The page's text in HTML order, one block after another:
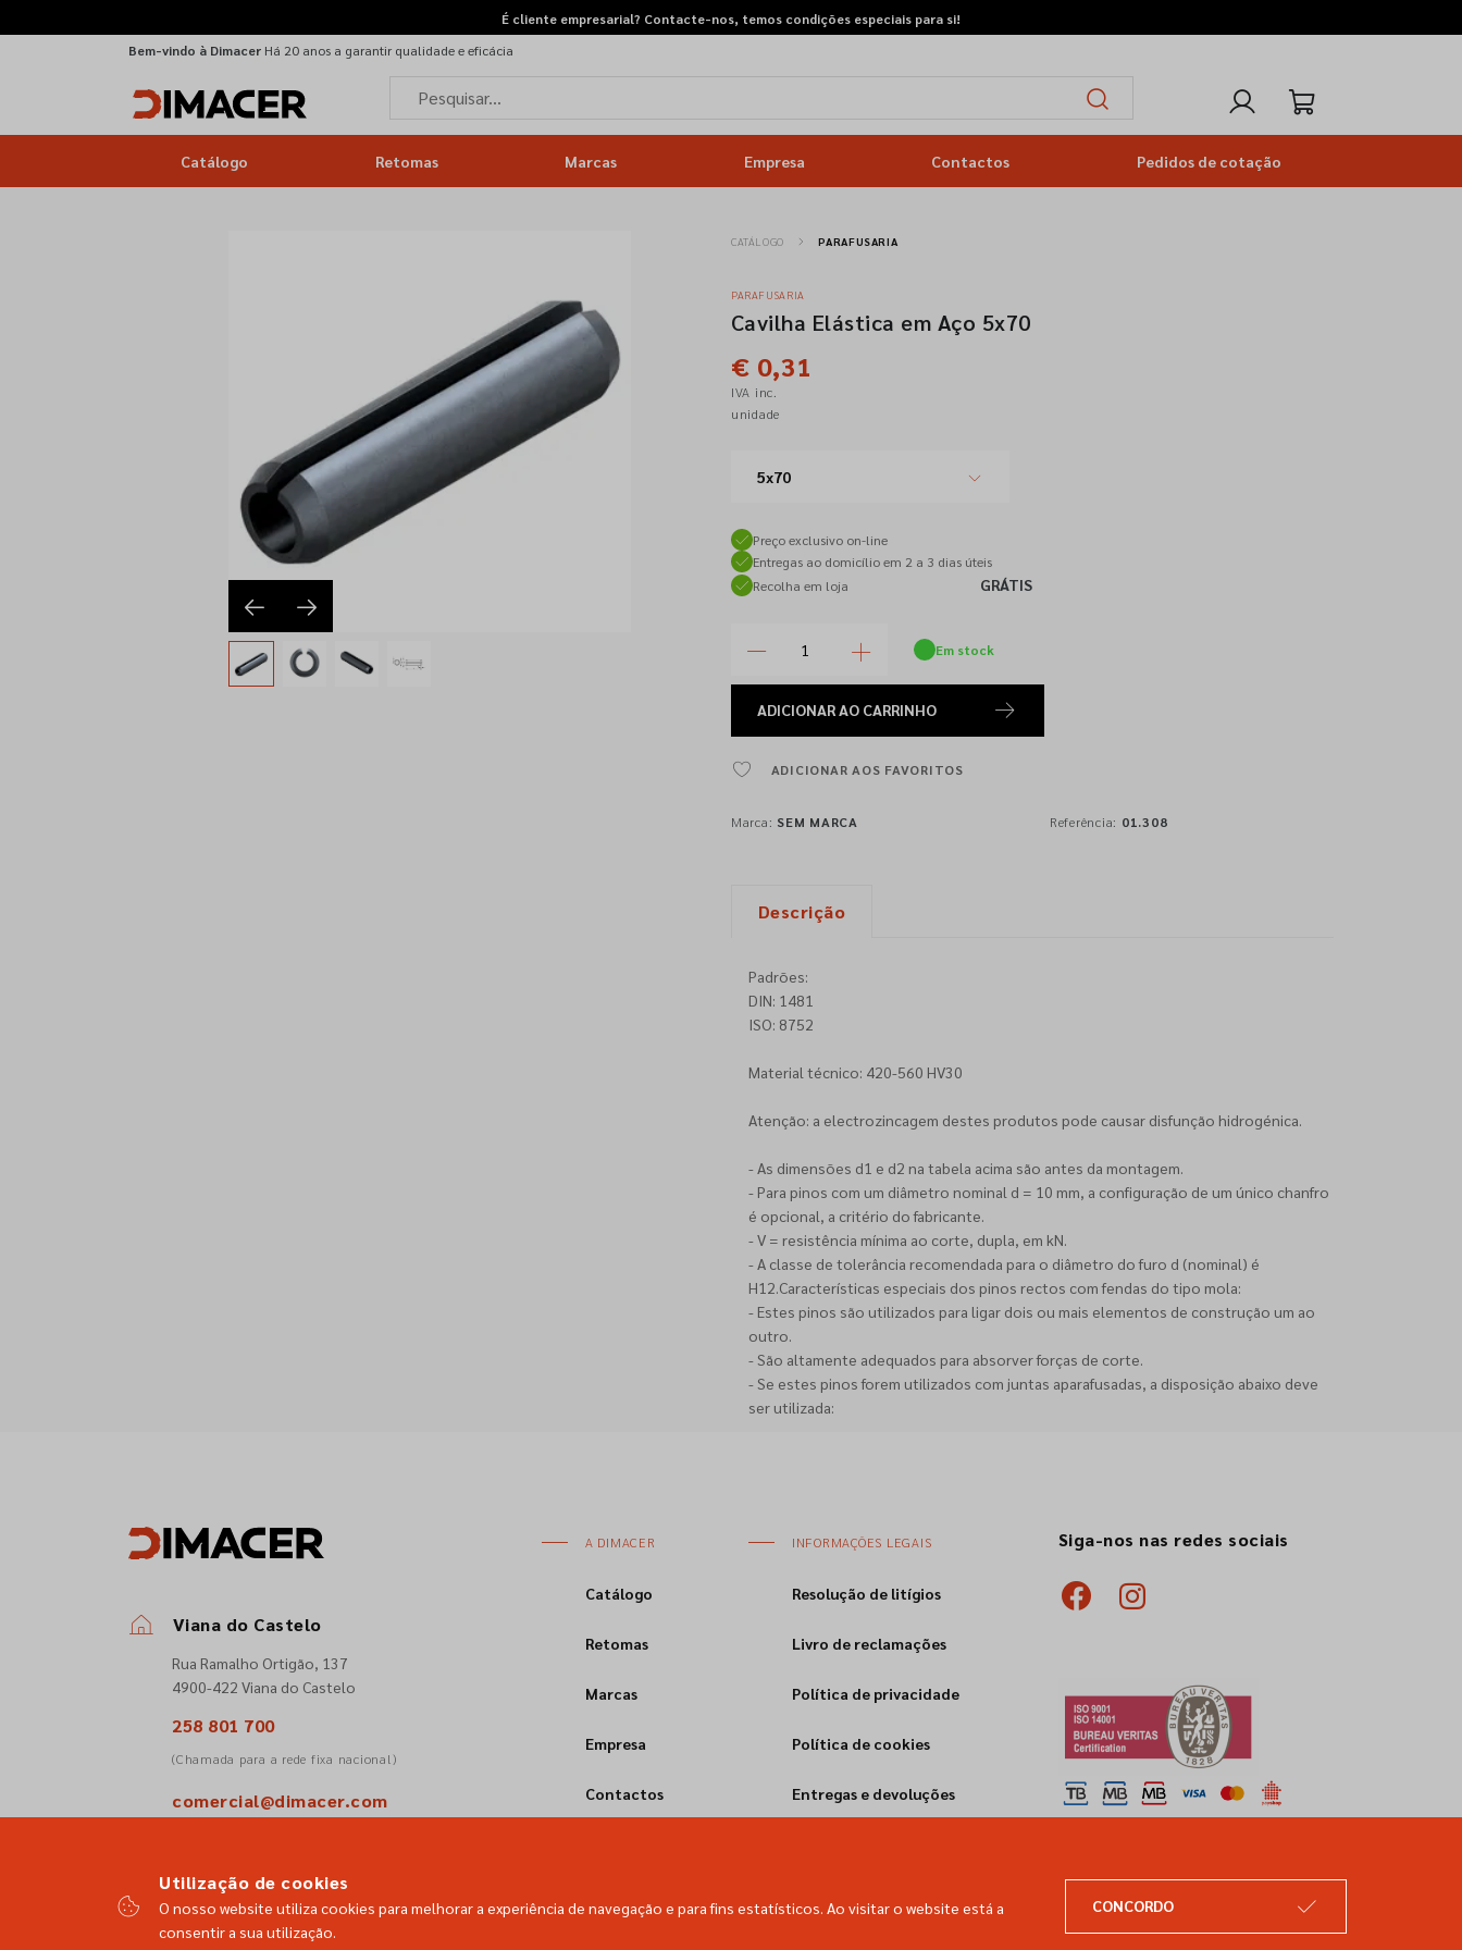
É cliente empresarial? Contacte-nos, temos condições especiais para si!
Bem-vindo à Dimacer Há 20 anos a garantir qualidade e eficácia
Catálogo Retomas Marcas Empresa Contactos Pedidos de cotação
CATÁLOGO PARAFUSARIA
PARAFUSARIA
Cavilha Elástica em Aço 5x70
€ 0,31
IVA inc.
unidade
5x70
Preço exclusivo on-line
Entregas ao domicílio em 2 a 3 dias úteis
Recolha em loja
GRÁTIS
Em stock
ADICIONARAO CARRINHO
ADICIONAR AOS FAVORITOS
Marca: SEM MARCA Referência: 01.308
Descrição
Padrões:
DIN: 1481
ISO: 8752
Material técnico: 420-560 HV30
Atenção: a electrozincagem destes produtos pode causar disfunção hidrogénica.
- As dimensões d1 e d2 na tabela acima são antes da montagem.
- Para pinos com um diâmetro nominal d = 10 mm, a configuração de um único chanfro
é opcional, a critério do fabricante.
- V = resistência mínima ao corte, dupla, em kN.
- A classe de tolerância recomendada para o diâmetro do furo d (nominal) é
H12.Características especiais dos pinos rectos com fendas do tipo mola:
- Estes pinos são utilizados para ligar dois ou mais elementos de construção um ao
outro.
- São altamente adequados para absorver forças de corte.
- Se estes pinos forem utilizados com juntas aparafusadas, a disposição abaixo deve
ser utilizada:
Viana do Castelo
Rua Ramalho Ortigão, 137
4900-422 Viana do Castelo
258 801 700
(Chamada para a rede fixa nacional)
comercial@dimacer.com
A DIMACER
Catálogo
Retomas
Marcas
Empresa
Contactos
INFORMAÇÕES LEGAIS
Resolução de litígios
Livro de reclamações
Política de privacidade
Política de cookies
Entregas e devoluções
Siga-nos nas redes sociais
Utilização de cookies
O nosso website utiliza cookies para melhorar a experiência de navegação e para fins estatísticos. Ao visitar o website está a
consentir a sua utilização.
CONCORDO